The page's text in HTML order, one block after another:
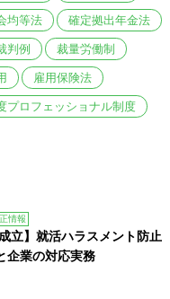
均等法 確定拠出年金法
判例 裁量労働制
雇用保険法
プロフェッショナル制度
情報
立】就活ハラスメント防止
企業の対応実務